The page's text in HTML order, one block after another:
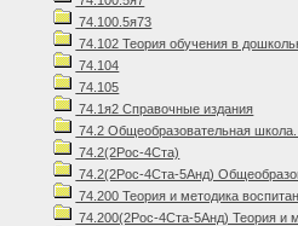
74.100.5я73
74.102 Теория обучения в
74.104
74.105
74.1я2 Справочные издания
74.2 Общеобразовательная
74.2(2Рос-4Ста)
74.2(2Рос-4Ста-5Анд)
74.200 Теория и методика
74.200(2Рос-4Ста-5Анд) Теория и